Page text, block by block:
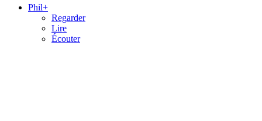
Phil+
Regarder
Lire
Écouter